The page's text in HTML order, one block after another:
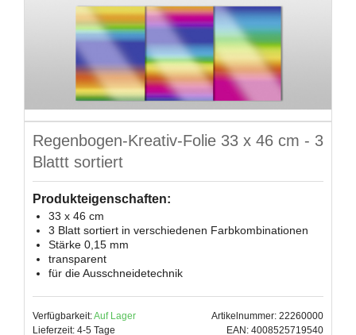
Regenbogen-Kreativ-Folie 33 x 46 cm - 3
Blattt sortiert
Produkteigenschaften:
33 x 46 cm
3 Blatt sortiert in verschiedenen Farbkombinationen
Stärke 0,15 mm
transparent
für die Ausschneidetechnik
Verfügbarkeit:Auf Lager
Lieferzeit: 4-5 Tage
Artikelnummer: 22260000
EAN: 4008525719540